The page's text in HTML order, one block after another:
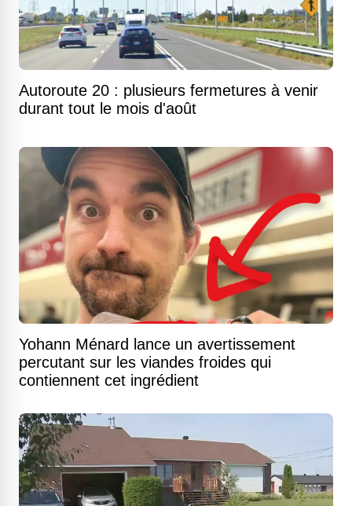
Autoroute 20 : plusieurs fermetures à venir
durant tout le mois d'août
Yohann Ménard lance un avertissement
percutant sur les viandes froides qui
contiennent cet ingrédient